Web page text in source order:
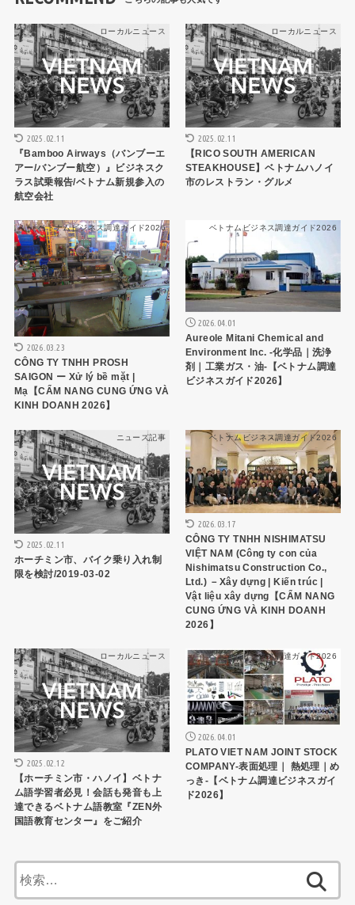
ローカルニュース
2025.02.11
『Bamboo Airways（バンブーエ
アー/バンブー航空）』ビジネスク
ラス試乗報告/ベトナム新規参入の
航空会社
ローカルニュース
2025.02.11
【RICO SOUTH AMERICAN
STEAKHOUSE】ベトナムハノイ
市のレストラン・グルメ
ベトナムビジネス調達ガイド2026
2026.03.23
CÔNG TY TNHH PROSH
SAIGON ー Xử lý bề mặt |
Mạ【CẨM NANG CUNG ỨNG VÀ
KINH DOANH 2026】
ベトナムビジネス調達ガイド2026
2026.04.01
Aureole Mitani Chemical and
Environment Inc. -化学品｜洗浄
剤｜工業ガス・油-【ベトナム調達
ビジネスガイド2026】
ニュース記事
2025.02.11
ホーチミン市、バイク乗り入れ制
限を検討/2019-03-02
ベトナムビジネス調達ガイド2026
2026.03.17
CÔNG TY TNHH NISHIMATSU
VIỆT NAM (Công ty con của
Nishimatsu Construction Co.,
Ltd.) －Xây dựng | Kiến trúc |
Vật liệu xây dựng【CẨM NANG
CUNG ỨNG VÀ KINH DOANH
2026】
ローカルニュース
2025.02.12
【ホーチミン市・ハノイ】ベトナ
ム語学習者必見！会話も発音も上
達できるベトナム語教室『ZEN外
国語教育センター』をご紹介
ベトナムビジネス調達ガイド2026
2026.04.01
PLATO VIET NAM JOINT STOCK
COMPANY-表面処理｜ 熱処理｜め
っき-【ベトナム調達ビジネスガイ
ド2026】
索: